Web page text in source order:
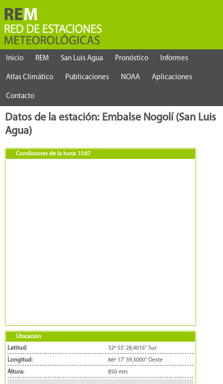
Inicio REM San Luis Agua Pronóstico Informes
Atlas Climático Publicaciones NOAA Aplicaciones
Contacto
Datos de la estación: Embalse Nogolí (San Luis
Agua)
Condiciones de la hora: 15:07
Ubicación
Latitud:
32º 55' 28,4016'' Sur
Longitud:
66º 17' 39,3000'' Oeste
Altura:
850 mts